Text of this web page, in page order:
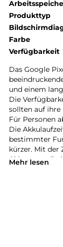
Produkttyp
Farbe
Verfügbarkeit
Das Google
und einem
Die
sollten auf
Für Personen
Die
bestimmter
kürzer. Mit der
Mehr lesen